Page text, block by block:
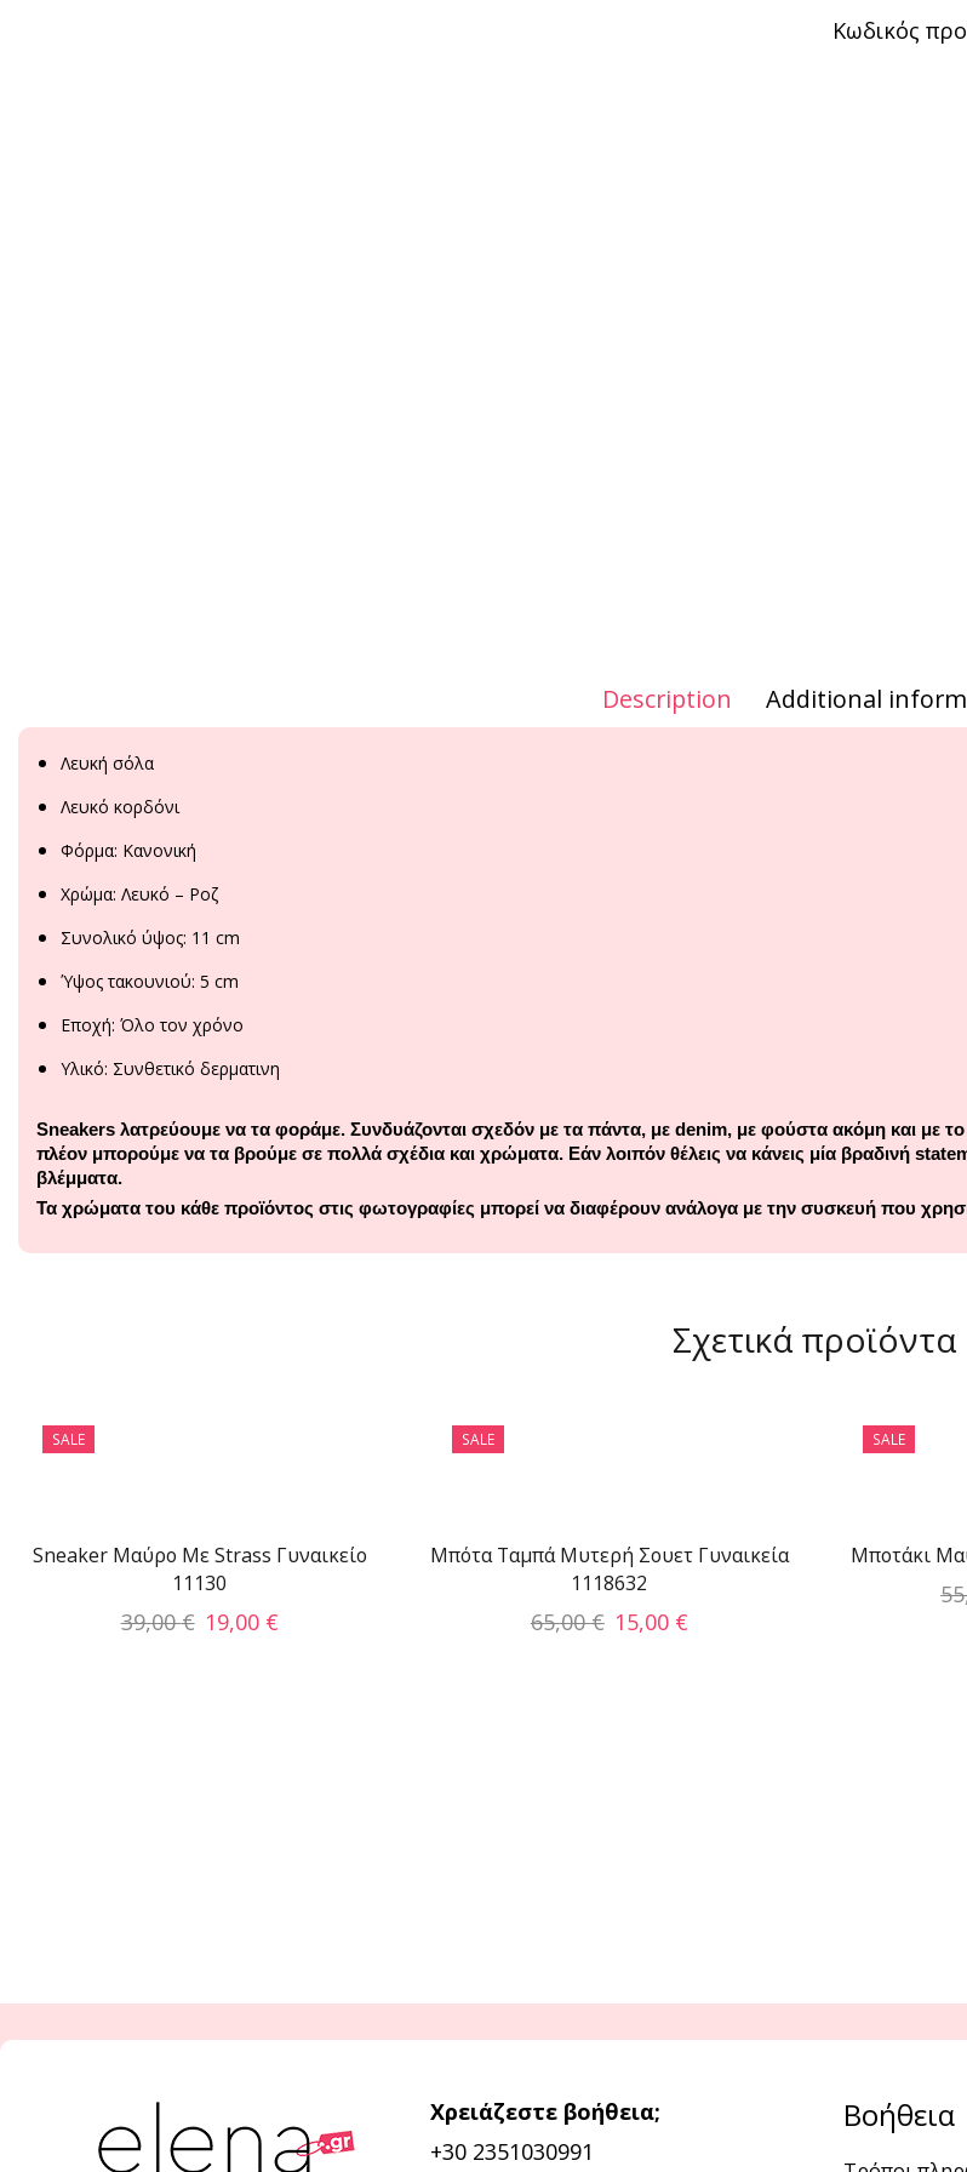
Κωδικός
Description Additional
Λευκή σόλα
Λευκό κορδόνι
Φόρμα: Κανονική
Χρώμα: Λευκό – Ροζ
Συνολικό ύψος: 11 cm
Ύψος τακουνιού: 5 cm
Εποχή: Όλο τον χρόνο
Υλικό: Συνθετικό δερματινη
Sneakers λατρεύουμε να τα φοράμε. Συνδυάζονται σχεδόν με τα πάντα, με denim, με φούστα ακόμη και με
πλέον μπορούμε να τα βρούμε σε πολλά σχέδια και χρώματα. Εάν λοιπόν θέλεις να κάνεις μία βραδινή
βλέμματα.
Τα χρώματα του κάθε προϊόντος στις φωτογραφίες μπορεί να διαφέρουν ανάλογα με την συσκευή που
Σχετικά προϊόντα
SALE
Sneaker Μαύρο Με Strass Γυναικείο
11130
39,00€ 19,00 €
SALE
Μπότα Ταμπά Μυτερή Σουετ Γυναικεία
1118632
65,00€ 15,00 €
SALE
Μποτάκι
Χρειάζεστε βοήθεια;
+30 2351030991
Βοήθεια